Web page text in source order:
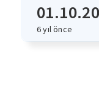
6 yıl önce